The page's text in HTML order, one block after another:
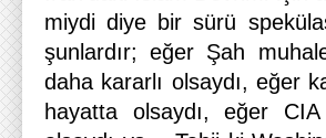
miydi diye bir sürü
şunlardır; eğer Şah
daha kararlı olsaydı, eğer
hayatta olsaydı, eğer